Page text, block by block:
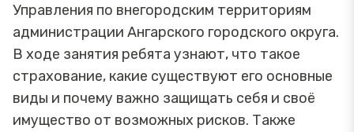
Управления по внегородским территориям
администрации Ангарского городского округа.
В ходе занятия ребята узнают, что такое
страхование, какие существуют его основные
виды и почему важно защищать себя и своё
имущество от возможных рисков. Также